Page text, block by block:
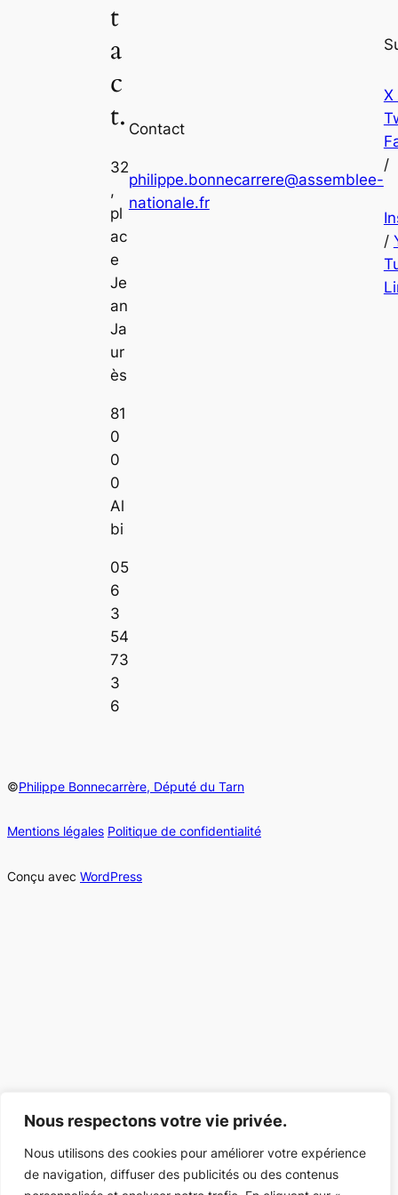
Nous respectons votre vie privée.
Nous utilisons des cookies pour améliorer votre expérience
de navigation, diffuser des publicités ou des contenus
t
a
c
t.
32
,
pl
ac
e
Je
an
Ja
ur
ès
81
0
0
0
Al
bi
05
6
3
54
73
3
6
Contact
philippe.bonnecarrere@assemblee-
nationale.fr
X
/
/
©Philippe Bonnecarrère, Député du Tarn
Mentions légales Politique de confidentialité
Conçu avec WordPress